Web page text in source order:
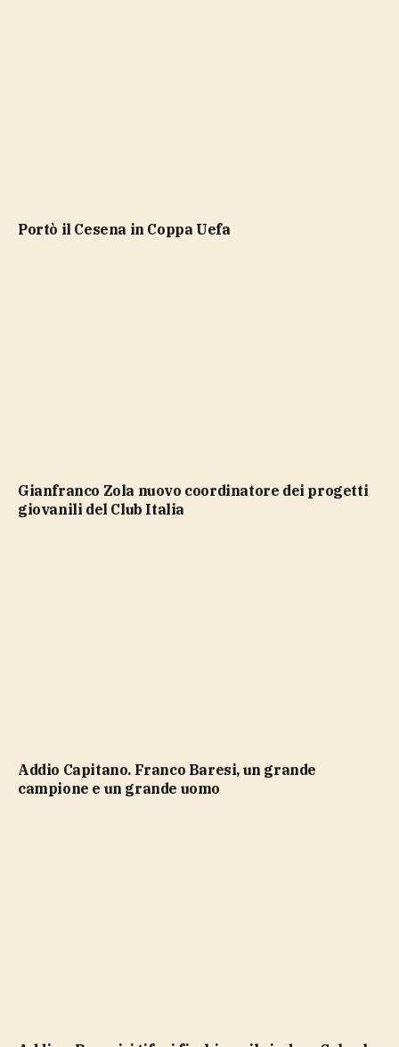
portò il Cesena in Coppa Uefa
Gianfranco Zola nuovo coordinatore dei progetti
giovanili del Club Italia
Addio Capitano. Franco Baresi, un grande
campione e un grande uomo